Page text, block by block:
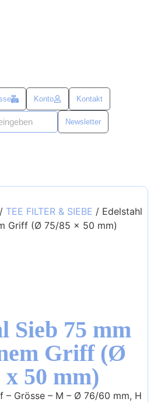
Konto Kontakt
Newsletter
/ TEE FILTER & SIEBE / Edelstahl
Griff (Ø 75/85 x 50 mm)
Sieb 75 mm
Griff (Ø
x 50 mm)
– Grösse – M – Ø 76/60 mm, H